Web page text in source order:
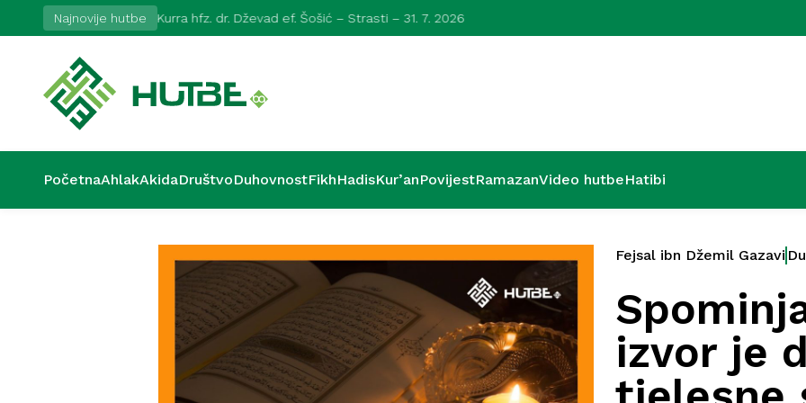
Najnovije hutbe Kurra hfz. dr. Dževad ef. Šošić – Strasti – 31. 7. 2026
PočetnaAhlakAkidaDruštvoDuhovnostFikhHadisKur’anPovijestRamazanVideo hutbeHatibi
Fejsal ibn Džemil Gazavi
izvor je